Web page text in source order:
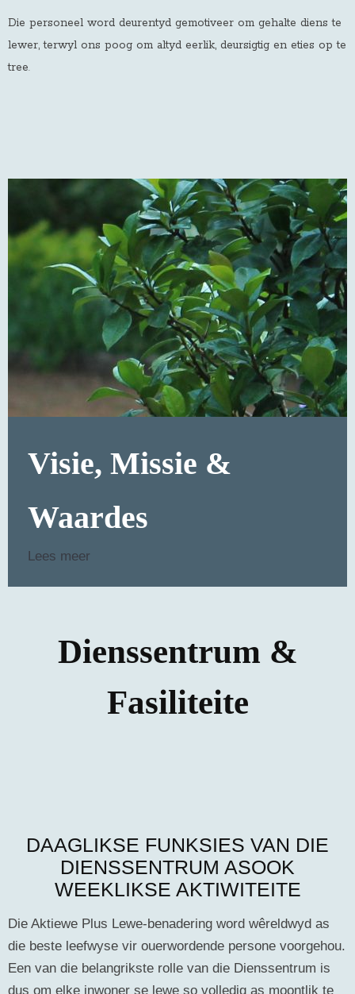
Die personeel word deurentyd gemotiveer om gehalte diens te
lewer, terwyl ons poog om altyd eerlik, deursigtig en eties op te
tree.
Visie, Missie &
Waardes
Lees meer
Dienssentrum &
Fasiliteite
DAAGLIKSE FUNKSIES VAN DIE
DIENSSENTRUM ASOOK
WEEKLIKSE AKTIWITEITE
Die Aktiewe Plus Lewe-benadering word wêreldwyd as
die beste leefwyse vir ouerwordende persone voorgehou.
Een van die belangrikste rolle van die Dienssentrum is
dus om elke inwoner se lewe so volledig as moontlik te